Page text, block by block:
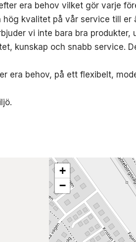
era behov vilket gör varje
hög kvalitet på vår service till er
vi inte bara bra produkter,
kunskap och snabb service.
era behov, på ett flexibelt,
+
−